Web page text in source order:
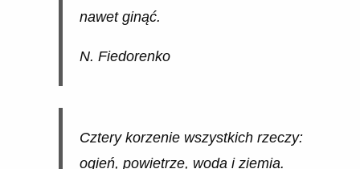
nawet ginąć.
N. Fiedorenko
Cztery korzenie wszystkich rzeczy:
ogień, powietrze, woda i ziemia.